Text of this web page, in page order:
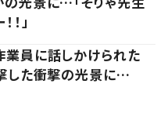
」
員に話しかけられた
した衝撃の光景に…